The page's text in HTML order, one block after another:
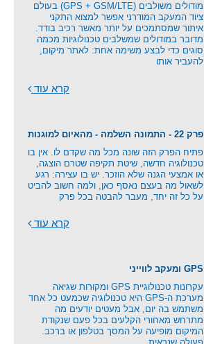
מודולים משולבים (GPS + GSM/LTE) בעולם
ציוד המעקב המודרני אפשר למצוא התקני
איתור שמסתמכים על יותר מאשר רכיב בודד.
מדובר במודולים שמשלבים טכנולוגיות מכמה
סוגים כדי לבצע משימה אחת: לאתר מיקום,
להעביר אותו
קרא עוד
פרק 22 - התמונה השלמה - מהאיום למוגנות
פתיח הפרק הזה שונה מכל מה שקדם לו. אין בו
טכנולוגיה חדשה, שיטת תקיפה שטרם הוצגה,
או אמצעי הגנה שלא הוזכר. יש בו עצירה: רגע
לשאול מה בעצם נאסף כאן, ולמה חשוב להביט
על כל זה יחד, מעבר להבטה בכל פרק
קרא עוד
GPS ומעקב לווייני
עקרונות טכנולוגיית GPS ומקורות שגיאה
מערכת ה-GPS היא טכנולוגיה שכמעט כל אחד
משתמש בה יום, אבל מעטים יודעים מה
מתרחש מאחורי הקלעים בכל פעם שנקודת
המיקום מופיעה על המסך בטלפון או ברכב.